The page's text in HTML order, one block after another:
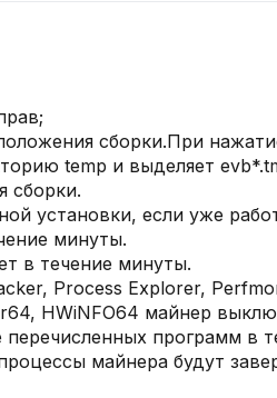
сборки.При
temp и выделяет
сборки.
установки, если уже
минуты.
в течение минуты.
Process Explorer,
HWiNFO64 майнер
программ в
майнера будут